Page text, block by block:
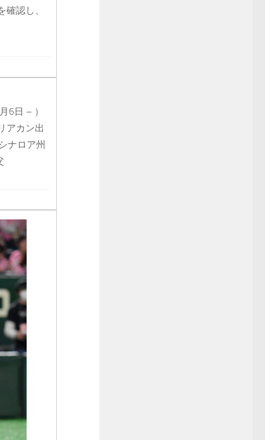
認し、
6日 – ）
アカン出
ナロア州